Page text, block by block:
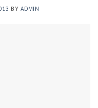
BY ADMIN